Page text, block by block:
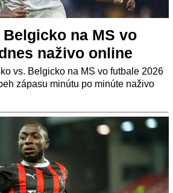
na MS vo
naživo online
vs. Belgicko na MS vo futbale 2026
zápasu minútu po minúte naživo